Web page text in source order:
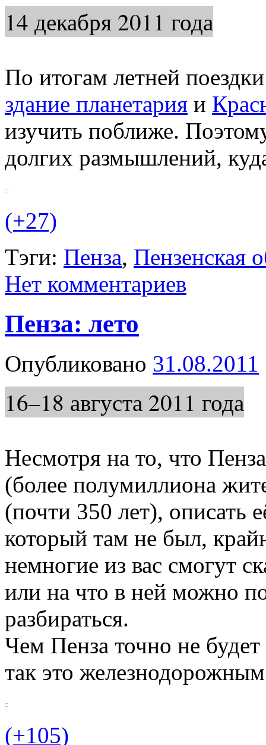
14 декабря 2011 года
По итогам летней
здание планетария и
изучить поближе.
долгих размышлений,
(+27)
Тэги: Пенза, Пензенская
Нет комментариев
Пенза: лето
Опубликовано 31.08.2011
16–18 августа 2011 года
Несмотря на то, что
(более полумиллиона
(почти 350 лет), описать
который там не был,
немногие из вас смогут
или на что в ней можно
разбираться.
Чем Пенза точно не
так это
(+105)